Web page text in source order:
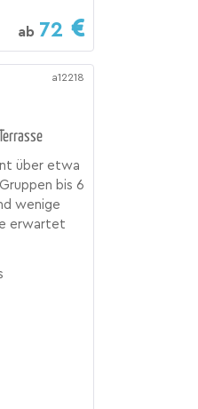
ab 72
a12218
über etwa
bis 6
wenige
erwartet